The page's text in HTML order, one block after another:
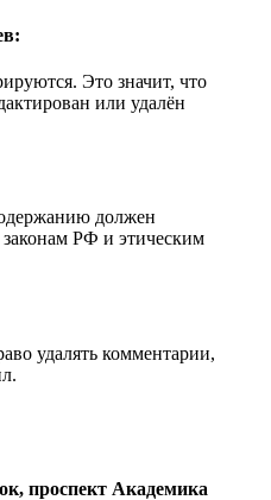
Это значит, что
или удалён
должен
РФ и этическим
удалять комментарии,
проспект Академика